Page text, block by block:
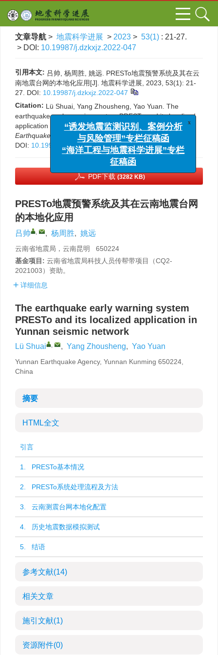
文章导航 > 地震科学进展 > 2023 > 53(1) : 21-27.
> DOI: 10.19987/j.dzkxjz.2022-047
引用本文: 吕帅, 杨周胜, 姚远. PRESTo地震预警系统及其在云
南地震台网的本地化应用[J]. 地震科学进展, 2023, 53(1): 21-
27. DOI: 10.19987/j.dzkxjz.2022-047
Citation: Lü Shuai, Yang Zhousheng, Yao Yuan. The
earthquake early warning system PRESTo and its localized
application in Yunnan seismic network[J].
Progress in
Earthquake Sciences, 2023, 53(1): 21-27.
DOI: 10.19987/j.dzkxjz.2022-047
PDF下载 (3282 KB)
PRESTo地震预警系统及其在云南地震台网
的本地化应用
吕帅 , , 杨周胜, 姚远
云南省地震局，云南昆明 650224
基金项目: 云南省地震局科技人员传帮带项目（CQ2-
2021003）资助。
详细信息
The earthquake early warning system
PRESTo and its localized application in
Yunnan seismic network
Lü Shuai , , Yang Zhousheng, Yao Yuan
Yunnan Earthquake Agency, Yunnan Kunming 650224,
China
摘要
HTML全文
引言
1. PRESTo基本情况
2. PRESTo系统处理流程及方法
3. 云南测震台网本地化配置
4. 历史地震数据模拟测试
5. 结语
参考文献(14)
相关文章
施引文献(1)
资源附件(0)
“诱发地震监测识别、案例分析
与风险管理”专栏征稿函
“海洋工程与地震科学进展”专栏
征稿函